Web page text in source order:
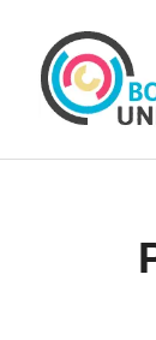
Inhalt
springen